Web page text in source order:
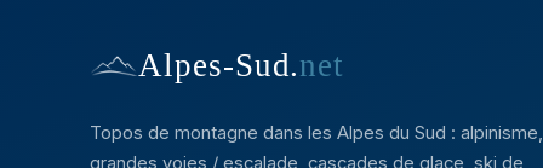
Alpes-Sud.net
Topos de montagne dans les Alpes du Sud : alpinisme,
grandes voies / escalade, cascades de glace, ski de